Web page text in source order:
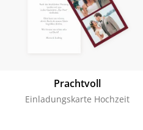
Prachtvoll
Einladungskarte Hochzeit